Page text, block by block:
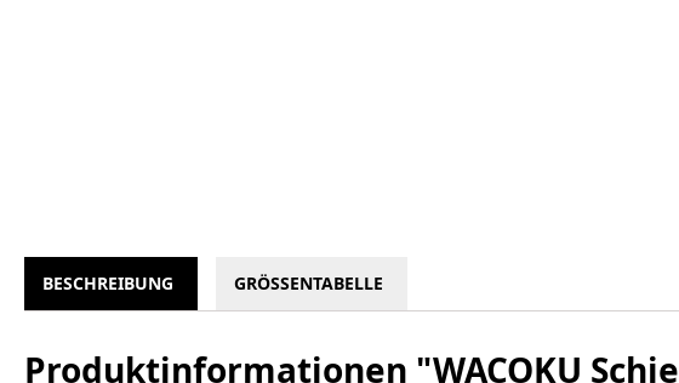
BESCHREIBUNG GRÖSSENTABELLE
Produktinformationen "WACOKU